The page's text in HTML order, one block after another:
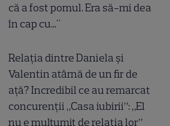
că a fost pomul. Era să-mi dea
în cap cu..."
Relația dintre Daniela și
Valentin atârnă de un fir de
ață? Incredibil ce au remarcat
concurenții „Casa iubirii”: „El
nu e mulțumit de relația lor”